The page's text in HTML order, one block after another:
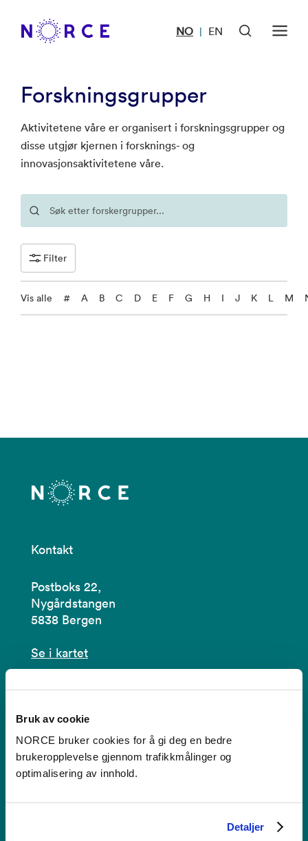
Bruk av cookie
NORCE bruker cookies for å gi deg en bedre
brukeropplevelse gjennom trafikkmålinger og
optimalisering av innhold.
Detaljer
NO | EN
Forskningsgrupper
Aktivitetene våre er organisert i forskningsgrupper og
disse utgjør kjernen i forsknings- og
innovasjonsaktivitetene våre.
Filter
Vis alle # A B C D E F G H I J K L M
Kontakt
Postboks 22,
Nygårdstangen
5838 Bergen
Se i kartet
post@norceresearch.no
Se alle våre lokasjoner
Tilgjengelighetserklæring